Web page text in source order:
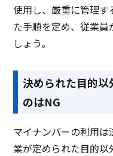
使用し、厳重に管理す
た手順を定め、従業
しょう。
決められた目的
のはNG
マイナンバーの利用
業が定められた目的